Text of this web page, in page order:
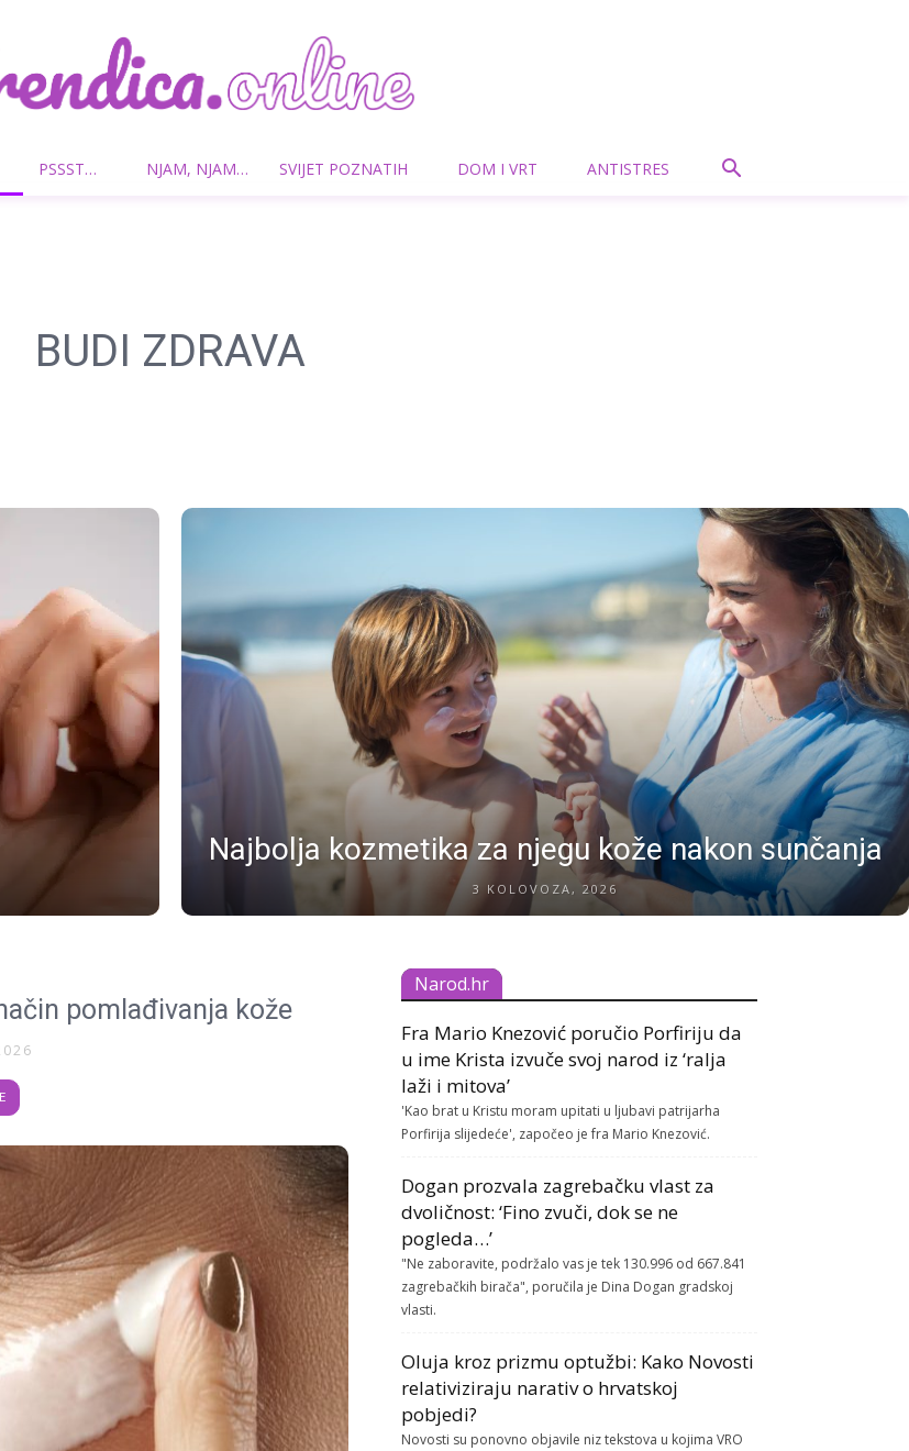
Frendica.online
PSSST… NJAM, NJAM… SVIJET POZNATIH DOM I VRT ANTISTRES
BUDI ZDRAVA
Najbolja kozmetika za njegu kože nakon sunčanja
3 KOLOVOZA, 2026
pomlađivanja kože
Narod.hr
Fra Mario Knezović poručio Porfiriju da
u ime Krista izvuče svoj narod iz ‘ralja
laži i mitova’
'Kao brat u Kristu moram upitati u ljubavi patrijarha
Porfirija slijedeće', započeo je fra Mario Knezović.
Dogan prozvala zagrebačku vlast za
dvoličnost: ‘Fino zvuči, dok se ne
pogleda…’
"Ne zaboravite, podržalo vas je tek 130.996 od 667.841
zagrebačkih birača", poručila je Dina Dogan gradskoj
vlasti.
Oluja kroz prizmu optužbi: Kako Novosti
relativiziraju narativ o hrvatskoj
pobjedi?
Novosti su ponovno objavile niz tekstova u kojima VRO